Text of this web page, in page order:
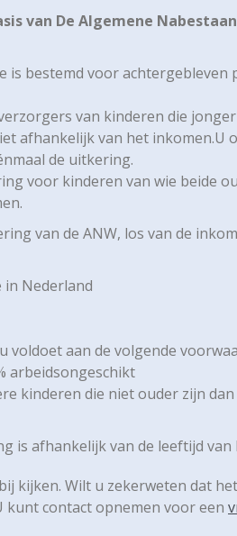
van De Algemene
is bestemd voor achtergebleven
van kinderen die
afhankelijk van het inkomen.U
de uitkering.
voor kinderen van wie beide
van de ANW, los van de
Nederland
voldoet aan de volgende
arbeidsongeschikt
kinderen die niet ouder zijn
is afhankelijk van de leeftijd
kijken. Wilt u zekerweten dat
kunt contact opnemen voor een